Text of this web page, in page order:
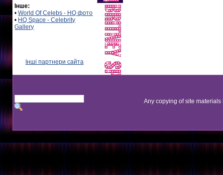
Інше:
•World Of Celebs - HQ фото
• HQ Space - Celebrity
Gallery
Інші партнери сайта
Any copying of site